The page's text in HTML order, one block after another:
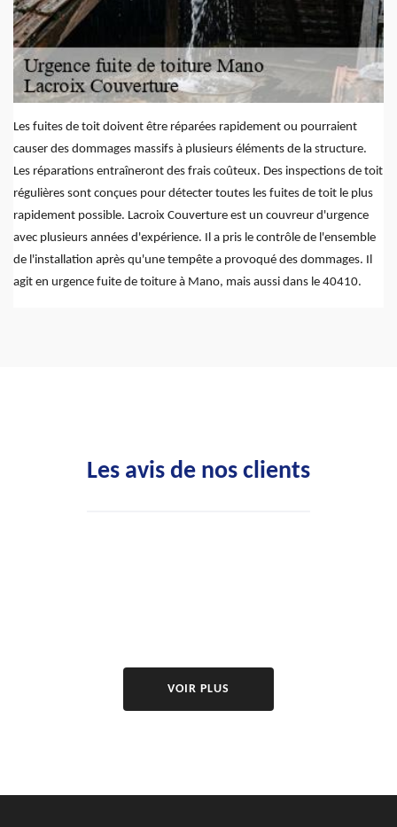
Les fuites de toit doivent être réparées rapidement ou pourraient
causer des dommages massifs à plusieurs éléments de la structure.
Les réparations entraîneront des frais coûteux. Des inspections de toit
régulières sont conçues pour détecter toutes les fuites de toit le plus
rapidement possible. Lacroix Couverture est un couvreur d'urgence
avec plusieurs années d'expérience. Il a pris le contrôle de l'ensemble
de l'installation après qu'une tempête a provoqué des dommages. Il
agit en urgence fuite de toiture à Mano, mais aussi dans le 40410.
Les avis de nos clients
VOIR PLUS